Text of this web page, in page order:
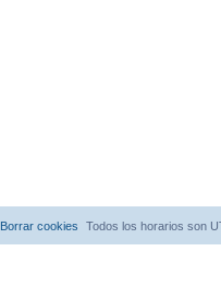
Todos los horarios son
Borrar cookies